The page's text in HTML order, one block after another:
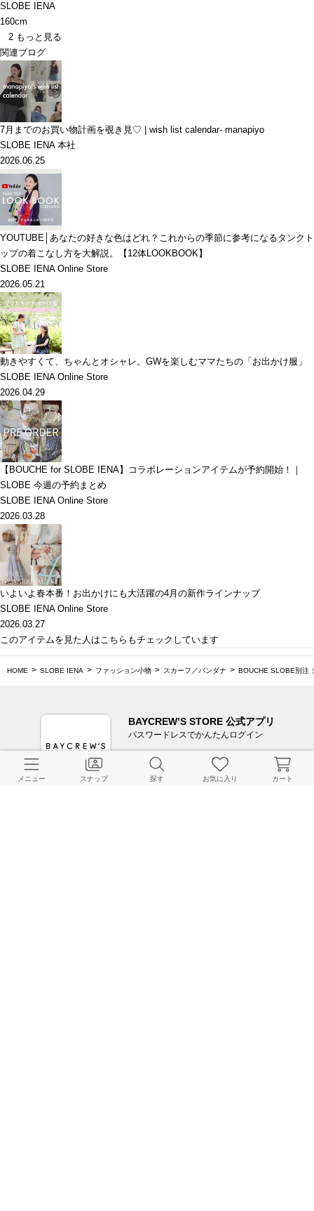
SLOBE IENA
160cm
2 もっと見る
関連ブログ
7月までのお買い物計画を覗き見♡ | wish list calendar- manapiyo
SLOBE IENA 本社
2026.06.25
YOUTUBE│あなたの好きな色はどれ？これからの季節に参考になるタンクト
ップの着こなし方を大解説。【12体LOOKBOOK】
SLOBE IENA Online Store
2026.05.21
動きやすくて、ちゃんとオシャレ。GWを楽しむママたちの「お出かけ服」
SLOBE IENA Online Store
2026.04.29
【BOUCHE for SLOBE IENA】コラボレーションアイテムが予約開始！｜
SLOBE 今週の予約まとめ
SLOBE IENA Online Store
2026.03.28
いよいよ春本番！お出かけにも大活躍の4月の新作ラインナップ
SLOBE IENA Online Store
2026.03.27
このアイテムを見た人はこちらもチェックしています
HOME SLOBE IENA ファッション小物 スカーフ／バンダナ BOUCHE SLOBE別注
BAYCREW’S STORE 公式アプリ
パスワードレスでかんたんログイン
メニュー スナップ 探す お気に入り カート